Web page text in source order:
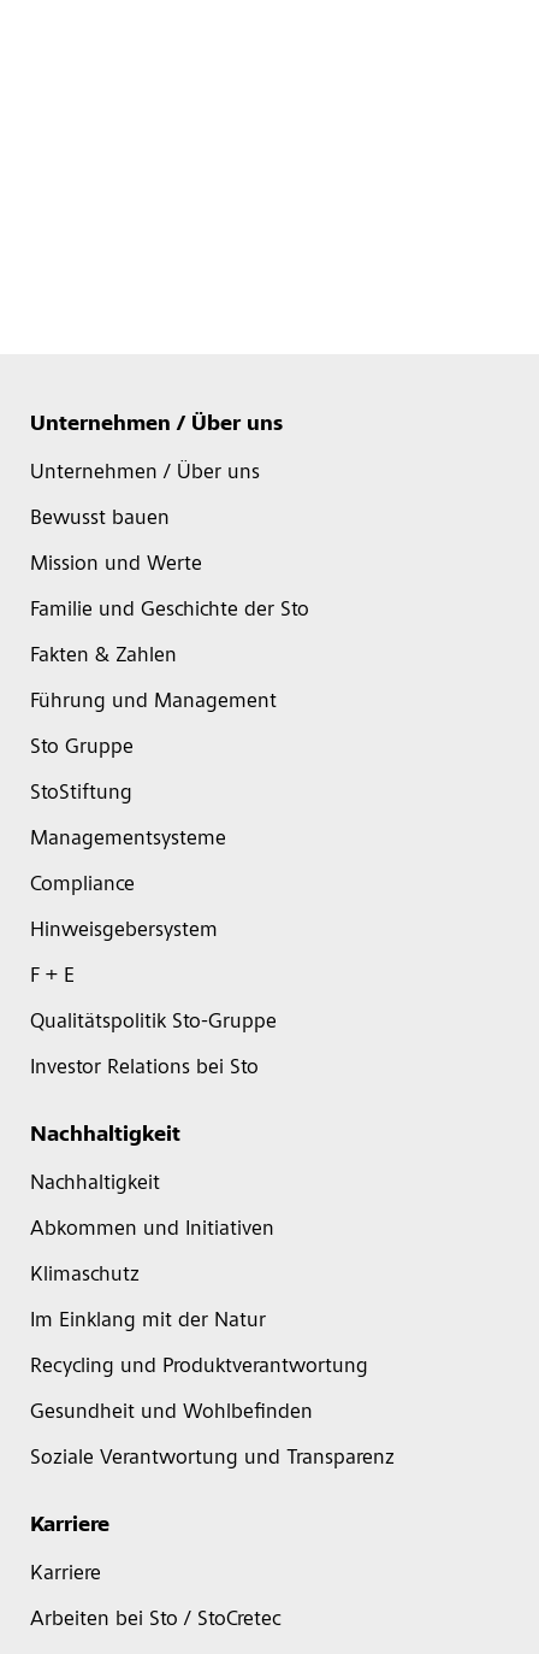
Unternehmen / Über uns
Unternehmen / Über uns
Bewusst bauen
Mission und Werte
Familie und Geschichte der Sto
Fakten & Zahlen
Führung und Management
Sto Gruppe
StoStiftung
Managementsysteme
Compliance
Hinweisgebersystem
F + E
Qualitätspolitik Sto-Gruppe
Investor Relations bei Sto
Nachhaltigkeit
Nachhaltigkeit
Abkommen und Initiativen
Klimaschutz
Im Einklang mit der Natur
Recycling und Produktverantwortung
Gesundheit und Wohlbefinden
Soziale Verantwortung und Transparenz
Karriere
Karriere
Arbeiten bei Sto / StoCretec